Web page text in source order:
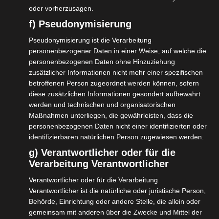
Herrn Tönnies „nur leere Worte waren und
man kein Vertrauen in die
Unternehmensführung haben kann. […] Wer
auf ein System der Ausbeutung setzt, die
Gesundheit von Menschen riskiert und selbst
in der Mitverantwortung für angeordnete
Quarantänemaßnahmen steht, sollte sich
mit dem Ausreizen von möglichen
Erstattungsansprüchen besser
zurückhalten.“, so Hofreiter.
Die allgegenwärtige FDP-
Generalsekretärin Linda Teuteberg fordert
einen Verzicht auf die Entschädigung und
stellt fest: „Dafür wurde schon eine ganze
oder vorherzusagen.
f) Pseudonymisierung
Pseudonymisierung ist die Verarbeitung
personenbezogener Daten in einer Weise, auf welche die
personenbezogenen Daten ohne Hinzuziehung
zusätzlicher Informationen nicht mehr einer spezifischen
betroffenen Person zugeordnet werden können, sofern
diese zusätzlichen Informationen gesondert aufbewahrt
werden und technischen und organisatorischen
Maßnahmen unterliegen, die gewährleisten, dass die
personenbezogenen Daten nicht einer identifizierten oder
identifizierbaren natürlichen Person zugewiesen werden.
g) Verantwortlicher oder für die
Verarbeitung Verantwortlicher
Verantwortlicher oder für die Verarbeitung
Verantwortlicher ist die natürliche oder juristische Person,
Behörde, Einrichtung oder andere Stelle, die allein oder
gemeinsam mit anderen über die Zwecke und Mittel der